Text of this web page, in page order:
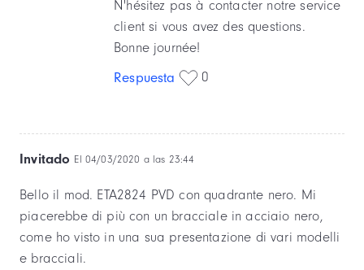
N'hésitez pas à contacter notre service
client si vous avez des questions.
Bonne journée!
Respuesta
0
Invitado El 04/03/2020 a las 23:44
Bello il mod. ETA2824 PVD con quadrante nero. Mi
piacerebbe di più con un bracciale in acciaio nero,
come ho visto in una sua presentazione di vari modelli
e bracciali.